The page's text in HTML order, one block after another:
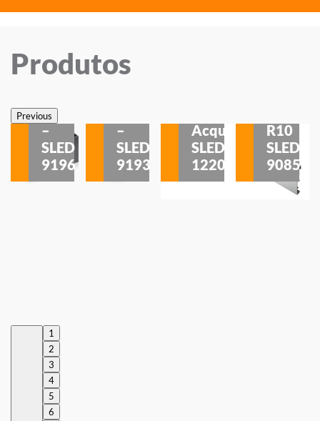
Produtos
PreviousSobrepor
–
SLED
9196
–
SLED
9193
Acqua
SLED
1220
R10
SLED
9085
1
2
3
4
5
6